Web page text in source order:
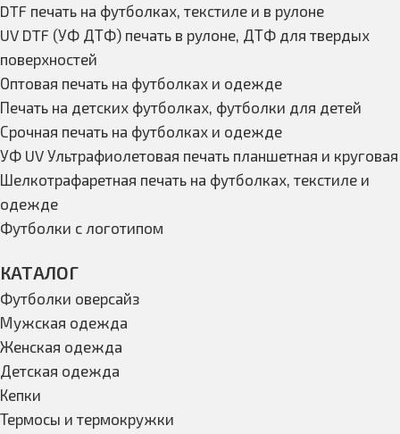
DTF печать на футболках, текстиле и в рулоне
UV DTF (УФ ДТФ) печать в рулоне, ДТФ для твердых
поверхностей
Оптовая печать на футболках и одежде
Печать на детских футболках, футболки для детей
Срочная печать на футболках и одежде
УФ UV Ультрафиолетовая печать планшетная и круговая
Шелкотрафаретная печать на футболках, текстиле и
одежде
Футболки с логотипом
КАТАЛОГ
Футболки оверсайз
Мужская одежда
Женская одежда
Детская одежда
Кепки
Термосы и термокружки